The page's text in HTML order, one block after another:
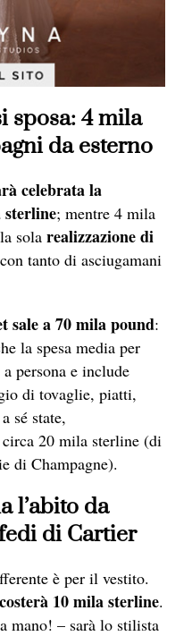
sposa: 4 mila
da esterno
celebrata la
sterline; mentre 4 mila
sola realizzazione di
tanto di asciugamani
sale a 70 mila pound:
la spesa media per
persona e include
di tovaglie, piatti,
sé state,
20 mila sterline (di
di Champagne).
l’abito da
di Cartier
è per il vestito.
10 mila sterline.
mano! – sarà lo stilista